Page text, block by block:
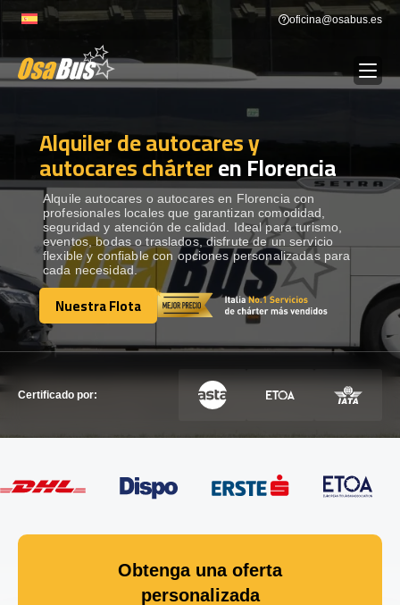
to
oficina@osabus.es
ALQUILER DE AUTOCARES
DESTINOS Show dropdown
RECORRIDAS Show dropdown
FLOTA
Alquiler de autocares y
autocares chárteren Florencia
Alquile autocares o autocares en Florencia con
profesionales locales que garantizan comodidad,
seguridad y atención de calidad. Ideal para turismo,
eventos, bodas o traslados, disfrute de un servicio
flexible y confiable con opciones personalizadas para
cada necesidad.
Nuestra Flota
Nuestra Flota
Certificado por:
Obtenga una oferta
personalizada